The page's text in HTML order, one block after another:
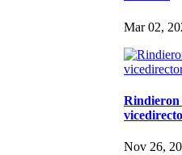
Mar 02,
Rindieron
Nov 26,